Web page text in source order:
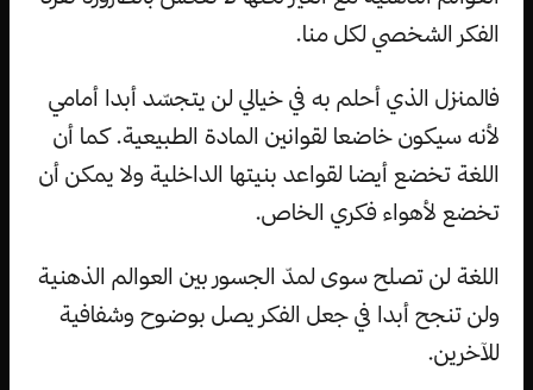
الفكر الشخصي لكل منا.
فالمنزل الذي أحلم به في خيالي لن يتجسّد أبدا أمامي
لأنه سيكون خاضعا لقوانين المادة الطبيعية. كما أن
اللغة تخضع أيضا لقواعد بنيتها الداخلية ولا يمكن أن
تخضع لأهواء فكري الخاص.
اللغة لن تصلح سوى لمدّ الجسور بين العوالم الذهنية
ولن تنجح أبدا في جعل الفكر يصل بوضوح وشفافية
للآخرين.